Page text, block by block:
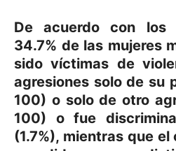
De acuerdo con los
34.7% de las mujeres
sido víctimas de
agresiones solo de su
100) o solo de otro
100) o fue
(1.7%), mientras que